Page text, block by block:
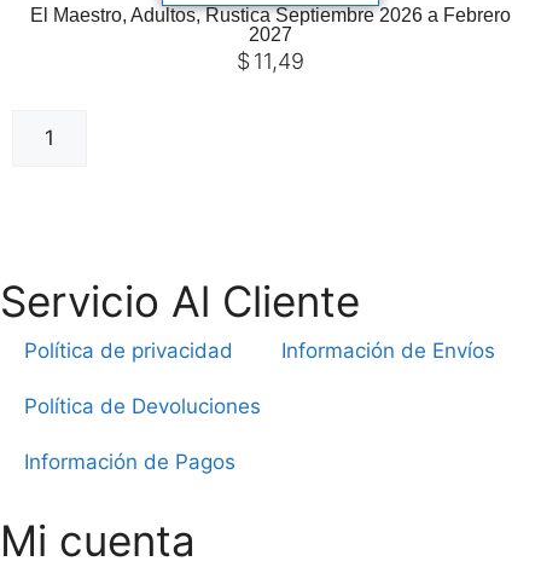
El Maestro, Adultos, Rustica Septiembre 2026 a Febrero
2027
$11,49
Servicio Al Cliente
Política de privacidad Información de Envíos
Política de Devoluciones
Información de Pagos
Mi cuenta